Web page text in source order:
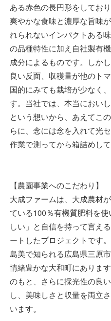
ある赤色の長円形をしてお
爽やかな食味と濃厚な旨味
れられないインパクトある
の品種特性に加え自社製有
成分によるものです。しか
良い反面、収穫量が他のト
国的にみても栽培が少なく
す。当社では、本当におい
という想いから、あえてこ
らに、念には念を入れて光
作業で測ってから箱詰めして
【農園事業へのこだわり】
大成ファームは、大成農材
ている100％有機質肥料を
しい」と自信を持って言え
ートしたプロジェクトです
島美で知られる広島県三原
情緒豊かな大和町にありま
のもと、さらに採光性の良
し、美味しさと収量を両立
います。